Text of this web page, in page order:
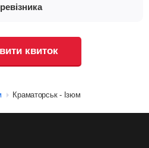
квиток
Краматорськ - Ізюм